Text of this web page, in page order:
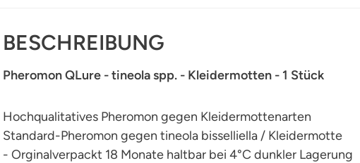
BESCHREIBUNG
Pheromon QLure - tineola spp. - Kleidermotten - 1 Stück
Hochqualitatives Pheromon gegen Kleidermottenarten
Standard-Pheromon gegen tineola bisselliella / Kleidermotte
- Orginalverpackt 18 Monate haltbar bei 4°C dunkler Lagerung